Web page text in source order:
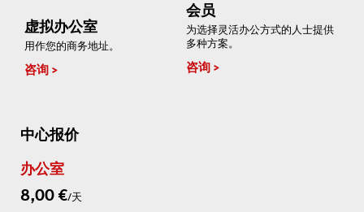
虚拟办公室
用作您的商务地址。
咨询
会员
为选择灵活办公方式的人士提供
多种方案。
咨询
中心报价
办公室
8,00 €/天